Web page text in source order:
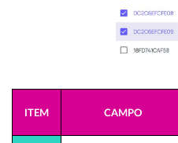
ITEM CAMPO